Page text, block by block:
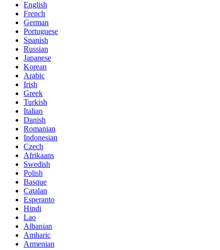
English
French
German
Portuguese
Spanish
Russian
Japanese
Korean
Arabic
Irish
Greek
Turkish
Italian
Danish
Romanian
Indonesian
Czech
Afrikaans
Swedish
Polish
Basque
Catalan
Esperanto
Hindi
Lao
Albanian
Amharic
Armenian